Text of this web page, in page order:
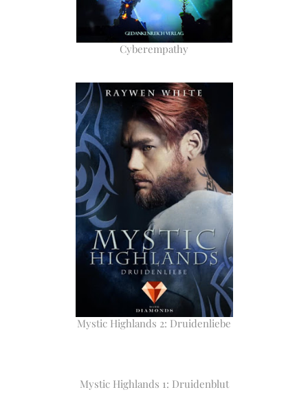
Cyberempathy
Mystic Highlands 2: Druidenliebe
Mystic Highlands 1: Druidenblut